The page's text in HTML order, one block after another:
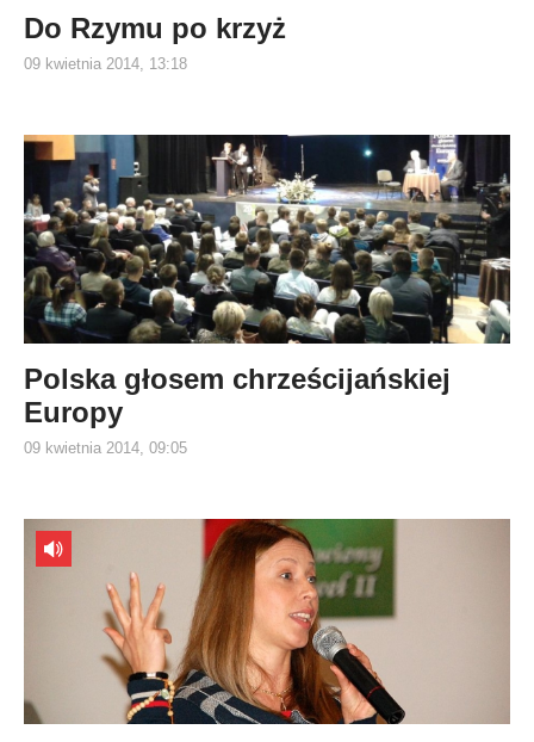
Do Rzymu po krzyż
09 kwietnia 2014, 13:18
Polska głosem chrześcijańskiej
Europy
09 kwietnia 2014, 09:05